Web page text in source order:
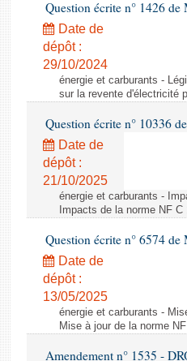
Question écrite n° 1426
Date de
dépôt :
29/10/2024
énergie et carburants -
sur la revente d'électricité
Question écrite n° 10336
Date de
dépôt :
21/10/2025
énergie et carburants -
Impacts de la norme NF
Question écrite n° 6574
Date de
dépôt :
13/05/2025
énergie et carburants -
Mise à jour de la norme
Amendement n° 1535 -